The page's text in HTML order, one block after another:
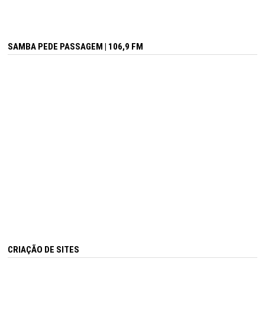
SAMBA PEDE PASSAGEM | 106,9 FM
CRIAÇÃO DE SITES